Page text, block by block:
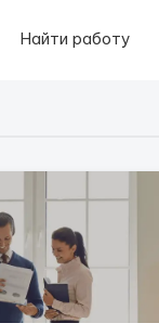
Найти работу